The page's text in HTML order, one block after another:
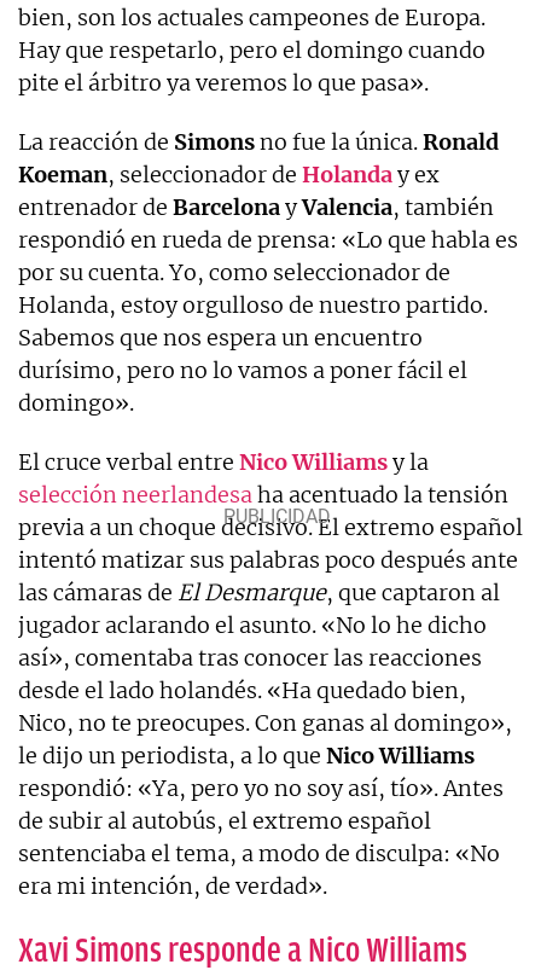
bien, son los actuales campeones de Europa.
Hay que respetarlo, pero el domingo cuando
pite el árbitro ya veremos lo que pasa».
La reacción de Simonsno fue la única.Ronald
Koeman, seleccionador de Holanday ex
entrenador de BarcelonayValencia, también
respondió en rueda de prensa: «Lo que habla es
por su cuenta. Yo, como seleccionador de
Holanda, estoy orgulloso de nuestro partido.
Sabemos que nos espera un encuentro
durísimo, pero no lo vamos a poner fácil el
domingo».
El cruce verbal entre NicoWilliamsy la
selección neerlandesaha acentuado la tensión
previa a un choque decisivo. El extremo español
intentó matizar sus palabras poco después ante
las cámaras de El Desmarque, que captaron al
jugador aclarando el asunto. «No lo he dicho
así», comentaba tras conocer las reacciones
desde el lado holandés. «Ha quedado bien,
Nico, no te preocupes. Con ganas al domingo»,
le dijo un periodista, a lo que Nico Williams
respondió: «Ya, pero yo no soy así, tío». Antes
de subir al autobús, el extremo español
sentenciaba el tema, a modo de disculpa: «No
era mi intención, de verdad».
Xavi Simons responde a Nico Williams